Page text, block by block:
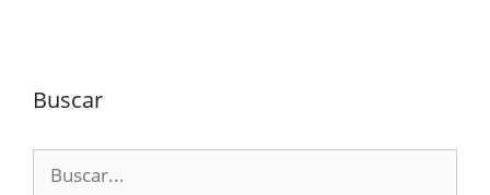
Buscar